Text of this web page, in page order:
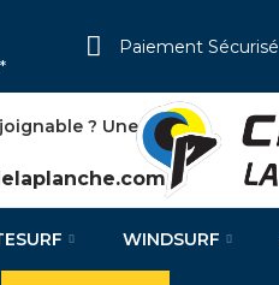
Paiement Sécurisé
? Une
WINDSURF